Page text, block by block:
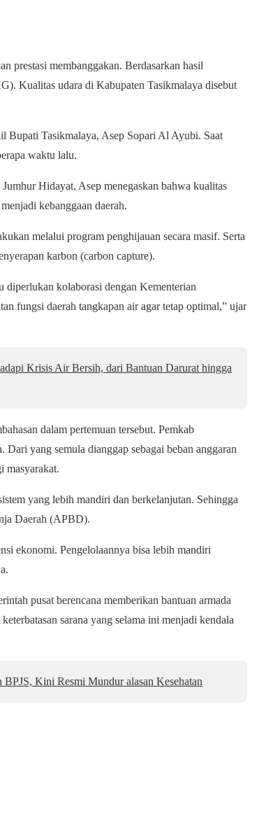
prestasi membanggakan. Berdasarkan hasil
Kualitas udara di Kabupaten Tasikmalaya disebut
Bupati Tasikmalaya, Asep Sopari Al Ayubi. Saat
waktu lalu.
Hidayat, Asep menegaskan bahwa kualitas
kebanggaan daerah.
melalui program penghijauan secara masif. Serta
karbon (carbon capture).
diperlukan kolaborasi dengan Kementerian
fungsi daerah tangkapan air agar tetap optimal,” ujar
Krisis Air Bersih, dari Bantuan Darurat hingga
dalam pertemuan tersebut. Pemkab
yang semula dianggap sebagai beban anggaran
masyarakat.
yang lebih mandiri dan berkelanjutan. Sehingga
Daerah (APBD).
ekonomi. Pengelolaannya bisa lebih mandiri
pusat berencana memberikan bantuan armada
sarana yang selama ini menjadi kendala
Kini Resmi Mundur alasan Kesehatan